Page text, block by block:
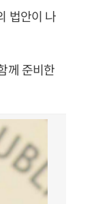
법안이 나
께 준비한